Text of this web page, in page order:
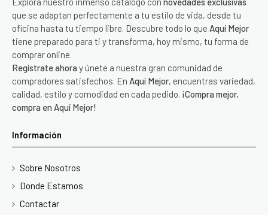
que se adaptan perfectamente a tu estilo de vida, desde tu
oficina hasta tu tiempo libre. Descubre todo lo que Aquí Mejor
tiene preparado para ti y transforma, hoy mismo, tu forma de
comprar online.
Regístrate ahora y únete a nuestra gran comunidad de
compradores satisfechos. En Aquí Mejor, encuentras variedad,
calidad, estilo y comodidad en cada pedido. ¡Compra mejor,
compra en Aquí Mejor!
Información
Sobre Nosotros
Donde Estamos
Contactar